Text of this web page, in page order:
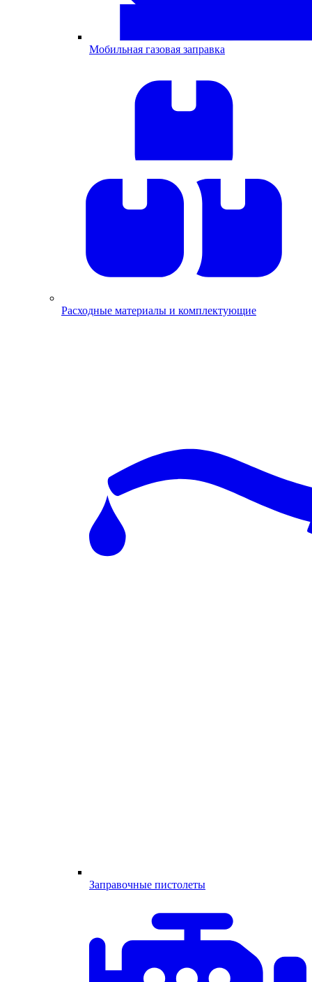
Мобильная газовая заправка
Расходные материалы и комплектующие
Заправочные пистолеты